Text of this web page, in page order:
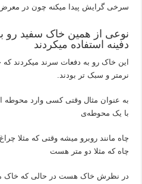
سرخی گرایش پیدا میکنه چون در معرض
نوعی از همین خاک سفید رو
دفینه استفاده میکردند
این خاک رو به دفعات سرند میکردند که
نرمتر و سبک تر بودند.
به عنوان مثال وقتی کسی وارد
با یک محوطه‌ی
چاه مانند روبرو میشه وقتی که مثلا
چاه که مثلا دو متر هست
در نظرش خاک هست در حالی که خاک